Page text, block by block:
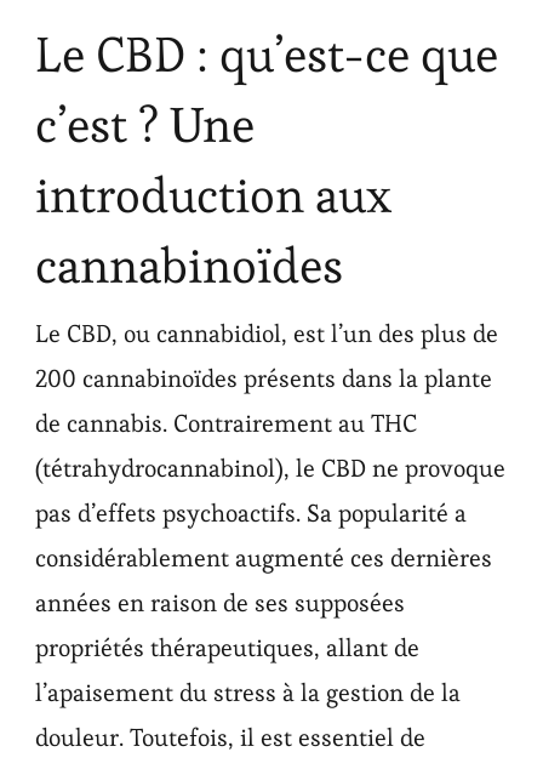
Le CBD : qu’est-ce que
c’est ? Une
introduction aux
cannabinoïdes
Le CBD, ou cannabidiol, est l’un des plus de
200 cannabinoïdes présents dans la plante
de cannabis. Contrairement au THC
(tétrahydrocannabinol), le CBD ne provoque
pas d’effets psychoactifs. Sa popularité a
considérablement augmenté ces dernières
années en raison de ses supposées
propriétés thérapeutiques, allant de
l’apaisement du stress à la gestion de la
douleur. Toutefois, il est essentiel de